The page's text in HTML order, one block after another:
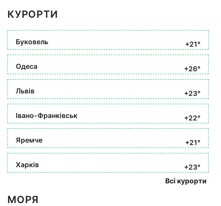
КУРОРТИ
Буковель +21°
Одеса +26°
Львів +23°
Івано-Франківськ +22°
Яремче +21°
Харків
+23°
Всі курорти
МОРЯ